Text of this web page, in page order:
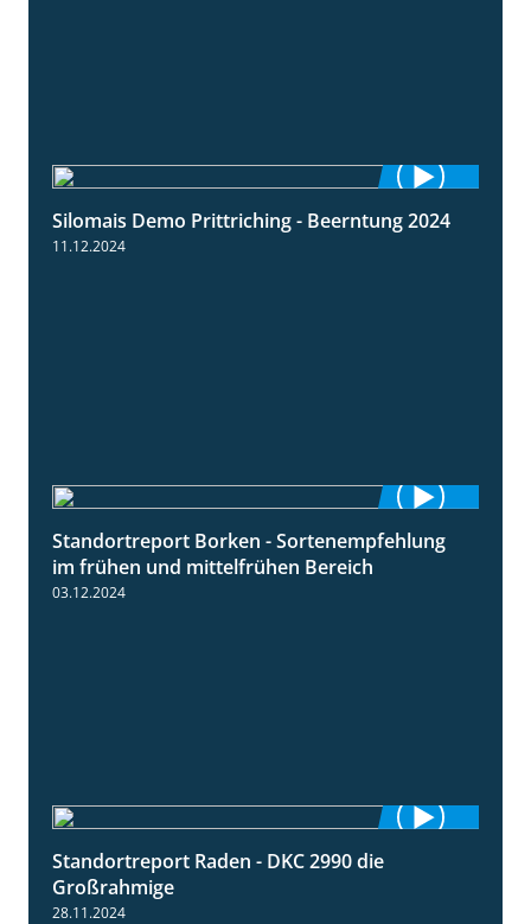
12:28
Silomais Demo Prittriching - Beerntung 2024
11.12.2024
7:53
Standortreport Borken - Sortenempfehlung
im frühen und mittelfrühen Bereich
03.12.2024
Standortreport Raden - DKC 2990 die
Großrahmige
28.11.2024